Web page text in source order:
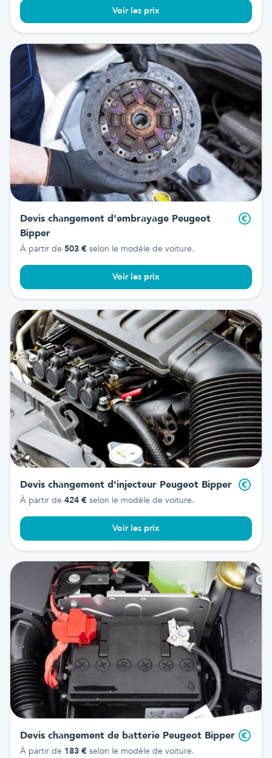
Voir les prix
Devis changement d'embrayage Peugeot
Bipper
À partir de 503 € selon le modèle de voiture.
Voir les prix
Devis changement d'injecteur Peugeot Bipper
À partir de 424 € selon le modèle de voiture.
Voir les prix
Devis changement de batterie Peugeot Bipper
À partir de 183 € selon le modèle de voiture.